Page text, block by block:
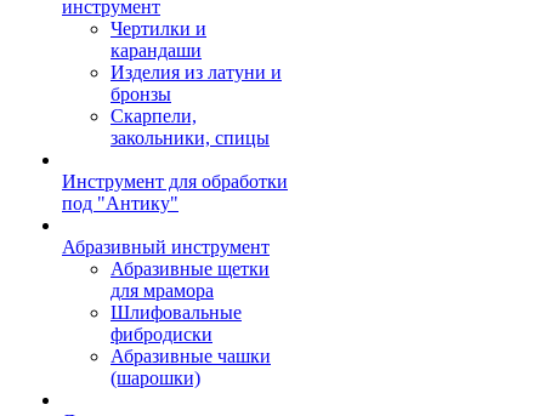
инструмент
Чертилки и
карандаши
Изделия из латуни и
бронзы
Скарпели,
закольники, спицы
Инструмент для обработки
под "Антику"
Абразивный инструмент
Абразивные щетки
для мрамора
Шлифовальные
фибродиски
Абразивные чашки
(шарошки)